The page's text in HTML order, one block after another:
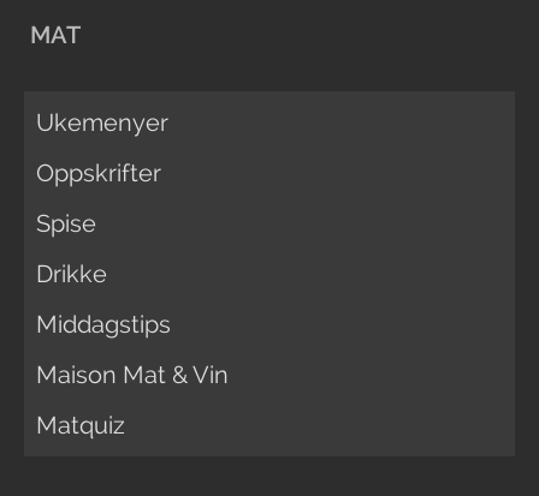
MAT
Ukemenyer
Oppskrifter
Spise
Drikke
Middagstips
Maison Mat & Vin
Matquiz